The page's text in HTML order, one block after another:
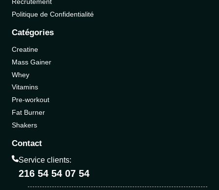
Politique de Confidentialité
Catégories
Creatine
Mass Gainer
Whey
Vitamins
Pre-workout
Fat Burner
Shakers
Contact
Service clients:
216 54 54 07 54